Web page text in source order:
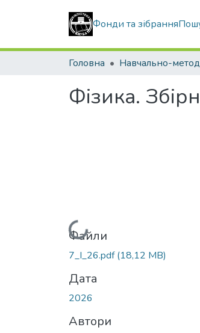
Фонди та зібрання
Головна
Фізика.
Вантажиться...
Файли
7_І_26.pdf(18,12 MB)
Дата
2026
Автори